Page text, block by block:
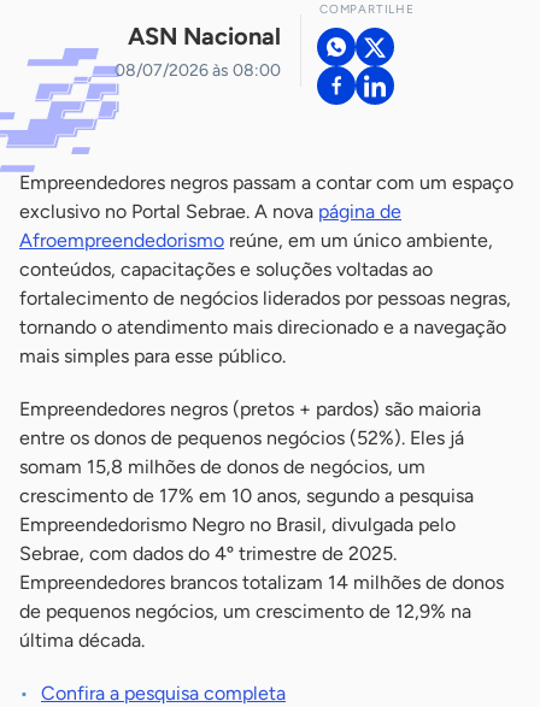
ASN Nacional
08/07/2026 às 08:00
COMPARTILHE
Empreendedores negros passam a contar com um espaço
exclusivo no Portal Sebrae. A nova página de
Afroempreendedorismo reúne, em um único ambiente,
conteúdos, capacitações e soluções voltadas ao
fortalecimento de negócios liderados por pessoas negras,
tornando o atendimento mais direcionado e a navegação
mais simples para esse público.
Empreendedores negros (pretos + pardos) são maioria
entre os donos de pequenos negócios (52%). Eles já
somam 15,8 milhões de donos de negócios, um
crescimento de 17% em 10 anos, segundo a pesquisa
Empreendedorismo Negro no Brasil, divulgada pelo
Sebrae, com dados do 4º trimestre de 2025.
Empreendedores brancos totalizam 14 milhões de donos
de pequenos negócios, um crescimento de 12,9% na
última década.
Confira a pesquisa completa